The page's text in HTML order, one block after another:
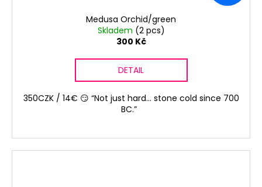
Medusa Orchid/green
Skladem (2 pcs)
300 Kč
DETAIL
350CZK / 14€ 😏 “Not just hard... stone cold since 700
BC.”